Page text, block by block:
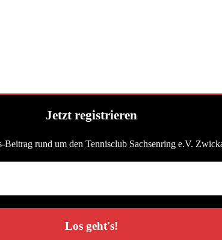
Jetzt registrieren
rund um den Tennisclub Sachsenring e.V.